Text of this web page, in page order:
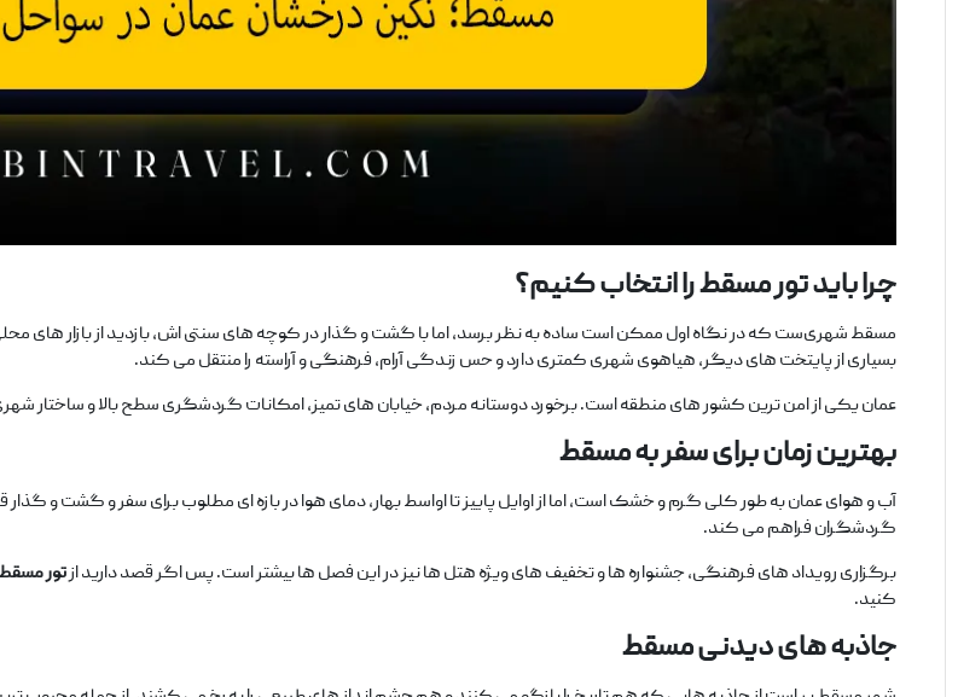
چرا باید تور مسقط را انتخاب کنیم؟
مسقط شهری‌ست که در نگاه اول ممکن است ساده به نظر برسد، اما با گشت ‌و گذار در کوچه ‌های سنتی ‌اش، بازدید از بازار
بسیاری از پایتخت ‌های دیگر، هیاهوی شهری کمتری دارد و حس زندگی آرام، فرهنگی و آراسته را منتقل می ‌کند.
عمان یکی از امن ‌ترین کشور های منطقه است. برخورد دوستانه مردم، خیابان‌ های تمیز، امکانات گردشگری سطح بالا و ساختار شهری
بهترین زمان برای سفر به مسقط
آب ‌و هوای عمان به ‌طور کلی گرم و خشک است، اما از اوایل پاییز تا اواسط بهار، دمای هوا در بازه ‌ای مطلوب برای سفر و گشت ‌و گذار
گردشگران فراهم می ‌کند.
برگزاری رویداد های فرهنگی، جشنواره‌ ها و تخفیف ‌های ویژه هتل‌ ها نیز در این فصل ‌ها بیشتر است. پس اگر قصد دارید ازتور مسقط
کنید.
جاذبه‌های دیدنی مسقط